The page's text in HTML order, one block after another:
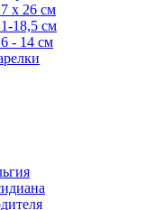
х 26 см
18,5 см
- 14 см